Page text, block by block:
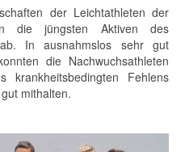
der Leichtathleten der
die jüngsten Aktiven des
In ausnahmslos sehr gut
die Nachwuchsathleten
Fehlens
mithalten.